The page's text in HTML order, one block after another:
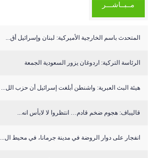
مــبــاشـــر
المتحدث باسم الخارجية الأميركية: لبنان وإسرائيل أق...
الرئاسة التركية: اردوغان يزور السعودية الجمعة
هيئة البث العبرية: واشنطن أبلغت إسرائيل أن حزب الل...
قاليباف: هجوم ضخم قادم… انتظروا لا لابأس انه...
انفجار على دوار الروضة في مدينة جرمانا، في محيط ال...